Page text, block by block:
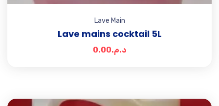
Lave Main
Lave mains cocktail 5L
د.م.0.00